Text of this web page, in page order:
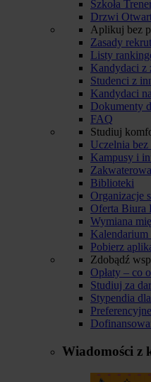
Szkoła
Drzwi
Aplikuj bez
Zasady
Listy
Kandydaci z
Studenci z
Kandydaci
Dokumenty
FAQ
Studiuj
Uczelnia bez
Kampusy i
Biblioteki
Organizacje
Oferta Biura
Wymiana
Kalendarium
Pobierz
Zdobądź
Opłaty – co
Studiuj za
Stypendia
Wiadomości z